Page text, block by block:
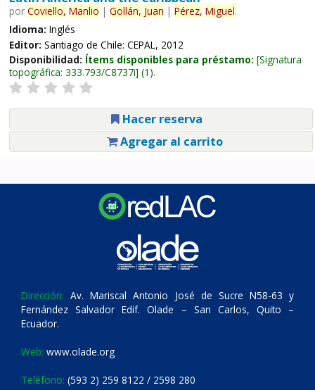
por Coviello, Manlio | Gollán, Juan | Pérez, Miguel.
Idioma: Inglés
Editor: Santiago de Chile: CEPAL, 2012
Disponibilidad: Ítems disponibles para préstamo: Signatura
topográfica: 333.793/C8737i (1).
Hacer reserva
Agregar al carrito
Dirección: Av. Mariscal Antonio José de Sucre N58-63 y
Fernández Salvador Edif. Olade – San Carlos, Quito –
Ecuador.
Web: www.olade.org
Teléfono: (593 2) 259 8122 / 2598 280